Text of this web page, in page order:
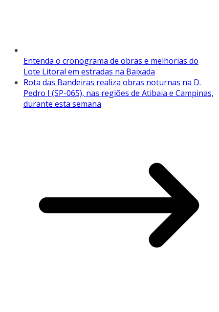
Entenda o cronograma de obras e melhorias do
Lote Litoral em estradas na Baixada
Rota das Bandeiras realiza obras noturnas na D.
Pedro I (SP-065), nas regiões de Atibaia e Campinas,
durante esta semana